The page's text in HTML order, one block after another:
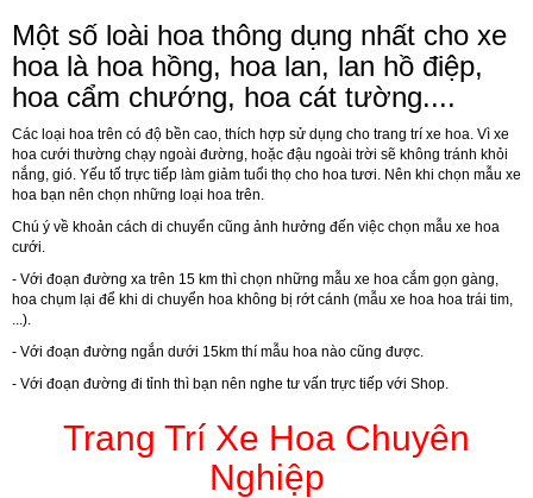
Một số loài hoa thông dụng nhất cho xe
hoa là hoa hồng, hoa lan, lan hồ điệp,
hoa cẩm chướng, hoa cát tường....
Các loại hoa trên có độ bền cao, thích hợp sử dụng cho trang trí xe hoa. Vì xe
hoa cưới thường chạy ngoài đường, hoặc đậu ngoài trời sẽ không tránh khỏi
nắng, gió. Yếu tố trực tiếp làm giảm tuổi thọ cho hoa tươi. Nên khi chọn mẫu xe
hoa bạn nên chọn những loại hoa trên.
Chú ý về khoản cách di chuyển cũng ảnh hưởng đến việc chọn mẫu xe hoa
cưới.
- Với đoạn đường xa trên 15 km thì chọn những mẫu xe hoa cắm gọn gàng,
hoa chụm lại để khi di chuyển hoa không bị rớt cánh (mẫu xe hoa hoa trái tim,
...).
- Với đoạn đường ngắn dưới 15km thí mẫu hoa nào cũng được.
- Với đoạn đường đi tỉnh thì bạn nên nghe tư vấn trực tiếp với Shop.
Trang Trí Xe Hoa Chuyên
Nghiệp